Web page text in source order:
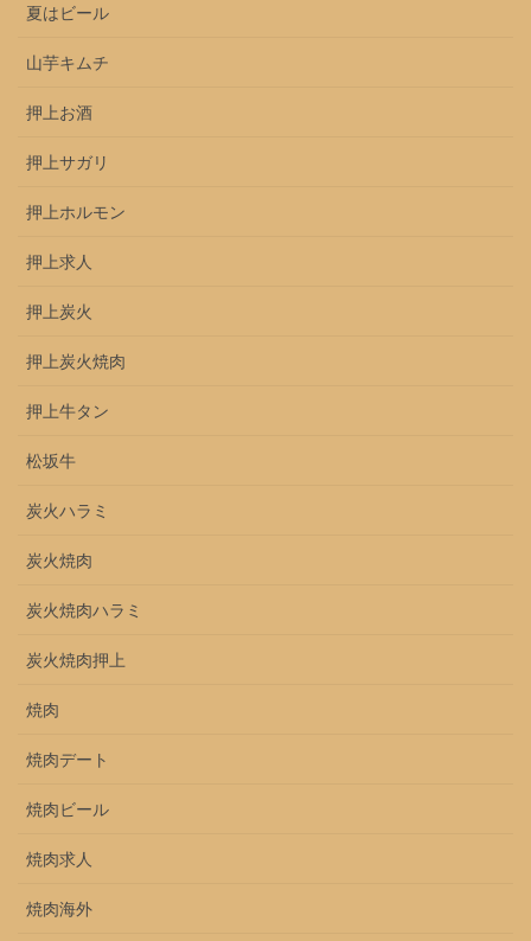
夏はビール
山芋キムチ
押上お酒
押上サガリ
押上ホルモン
押上求人
押上炭火
押上炭火焼肉
押上牛タン
松坂牛
炭火ハラミ
炭火焼肉
炭火焼肉ハラミ
炭火焼肉押上
焼肉
焼肉デート
焼肉ビール
焼肉求人
焼肉海外